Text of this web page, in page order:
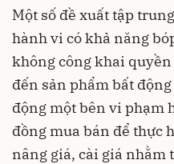
Một số đề xuất tập
hành vi có khả năng
không công khai
đến sản phẩm bất
động một bên vi phạm
đồng mua bán để thực
nâng giá, cài giá nhằm